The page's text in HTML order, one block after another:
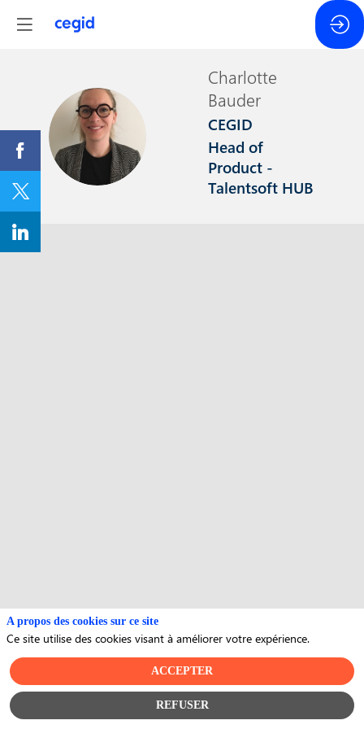
CB
Charlotte
Bauder
CEGID
Head of
Product -
Talentsoft HUB
A propos des cookies sur ce site
Ce site utilise des cookies visant à améliorer votre expérience.
ACCEPTER
REFUSER